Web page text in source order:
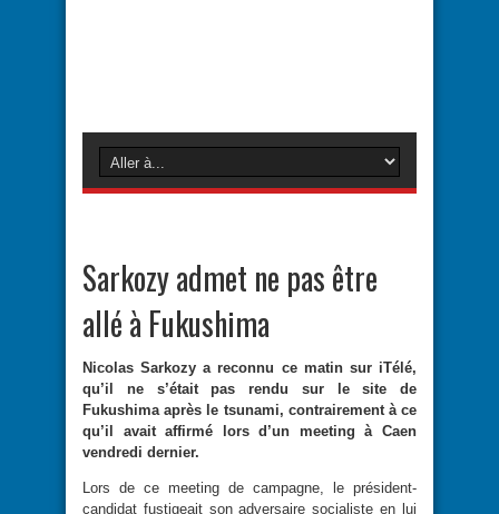
Sarkozy admet ne pas être
allé à Fukushima
Nicolas Sarkozy a reconnu ce matin sur iTélé,
qu’il ne s’était pas rendu sur le site de
Fukushima après le tsunami, contrairement à ce
qu’il avait affirmé lors d’un meeting à Caen
vendredi dernier.
Lors de ce meeting de campagne, le président-
candidat fustigeait son adversaire socialiste en lui